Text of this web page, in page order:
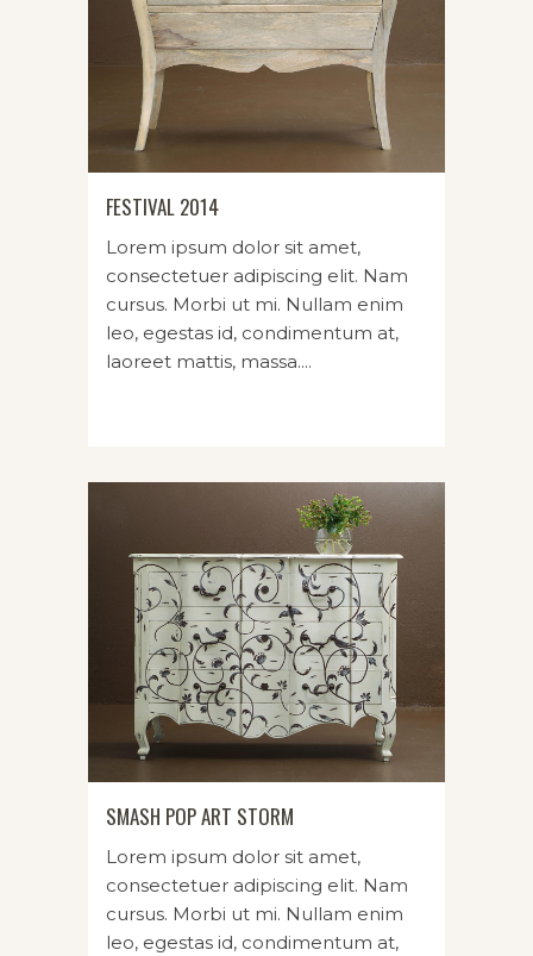
FESTIVAL 2014
Lorem ipsum dolor sit amet,
consectetuer adipiscing elit. Nam
cursus. Morbi ut mi. Nullam enim
leo, egestas id, condimentum at,
laoreet mattis, massa....
SMASH POP ART STORM
Lorem ipsum dolor sit amet,
consectetuer adipiscing elit. Nam
cursus. Morbi ut mi. Nullam enim
leo, egestas id, condimentum at,